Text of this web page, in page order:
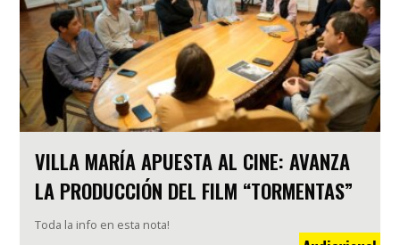
VILLA MARÍA APUESTA AL CINE: AVANZA
LA PRODUCCIÓN DEL FILM “TORMENTAS”
Toda la info en esta nota!